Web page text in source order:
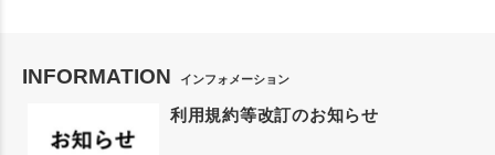
INFORMATION インフォメーション
利用規約等改訂のお知らせ